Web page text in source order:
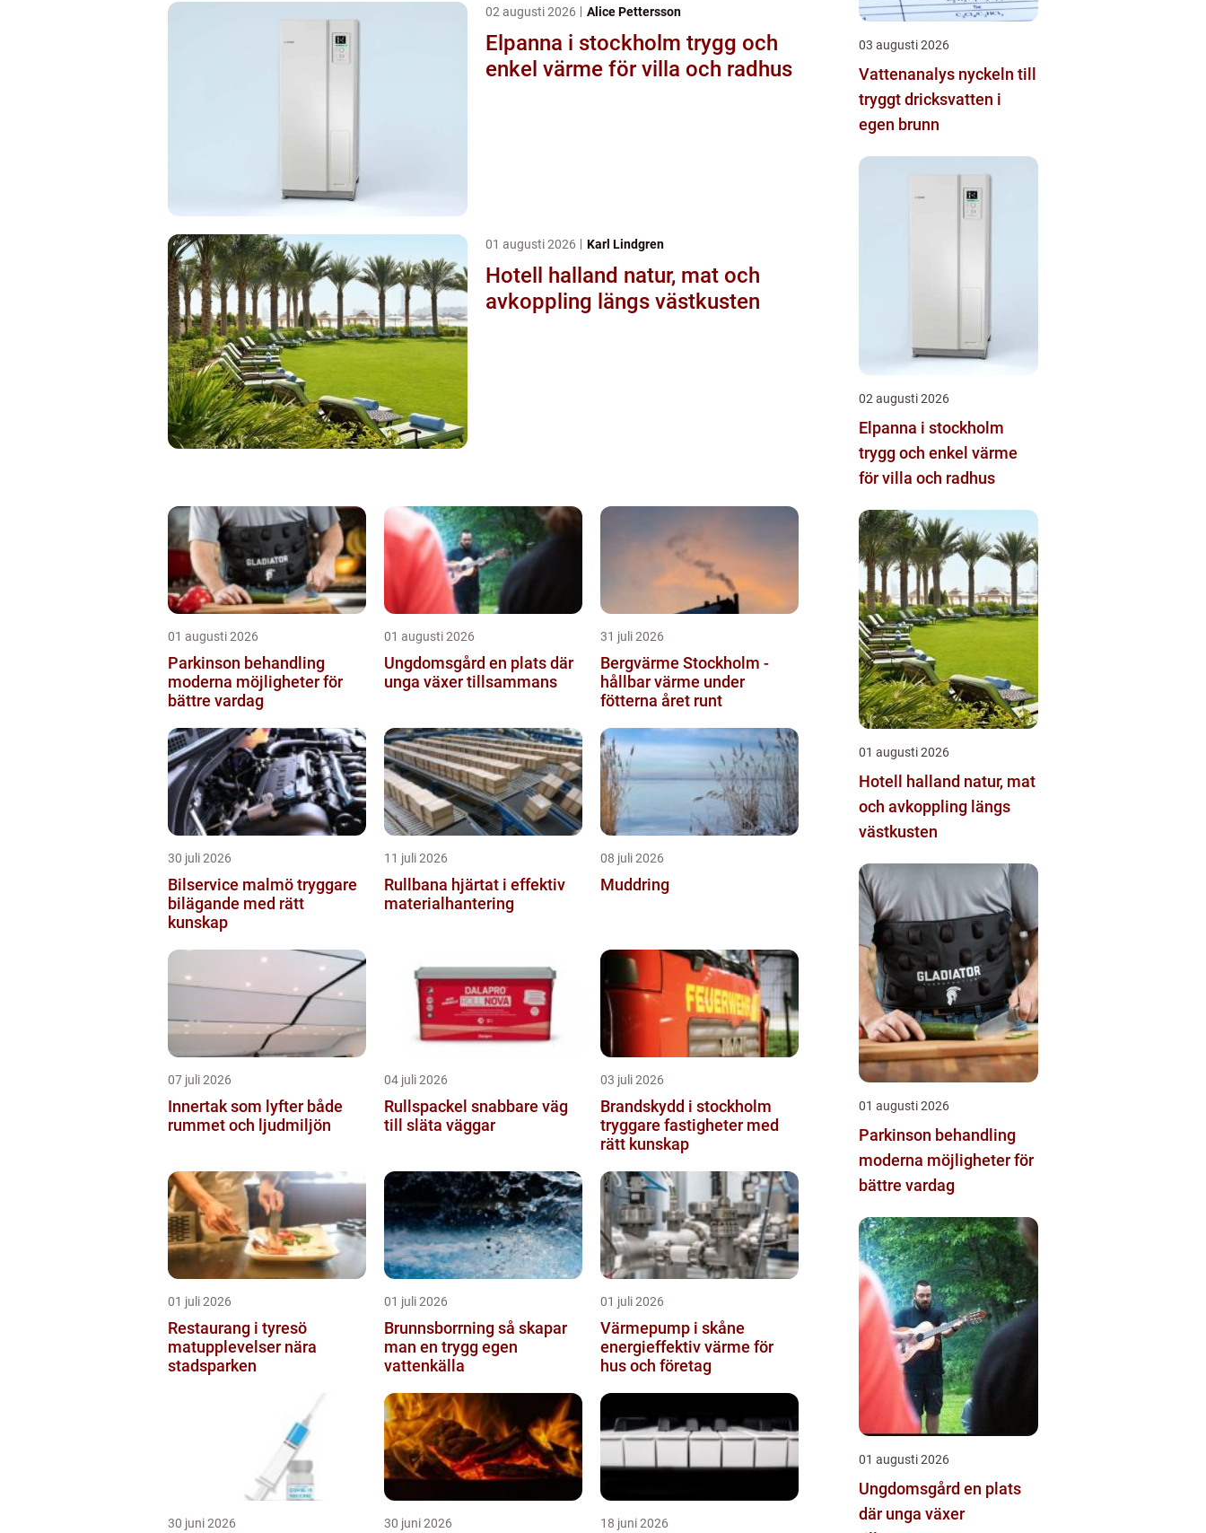
02 augusti 2026 Alice Pettersson
Elpanna i stockholm trygg och
enkel värme för villa och radhus
01 augusti 2026 Karl Lindgren
Hotell halland natur, mat och
avkoppling längs västkusten
01 augusti 2026
Parkinson behandling
moderna möjligheter för
bättre vardag
01 augusti 2026
Ungdomsgård en plats där
unga växer tillsammans
31 juli 2026
Bergvärme Stockholm -
hållbar värme under
fötterna året runt
30 juli 2026
Bilservice malmö tryggare
bilägande med rätt
kunskap
11 juli 2026
Rullbana hjärtat i effektiv
materialhantering
08 juli 2026
Muddring
07 juli 2026
Innertak som lyfter både
rummet och ljudmiljön
04 juli 2026
Rullspackel snabbare väg
till släta väggar
03 juli 2026
Brandskydd i stockholm
tryggare fastigheter med
rätt kunskap
01 juli 2026
Restaurang i tyresö
matupplevelser nära
stadsparken
01 juli 2026
Brunnsborrning så skapar
man en trygg egen
vattenkälla
01 juli 2026
Värmepump i skåne
energieffektiv värme för
hus och företag
30 juni 2026 30 juni 2026 18 juni 2026
03 augusti 2026
Vattenanalys nyckeln till
tryggt dricksvatten i
egen brunn
02 augusti 2026
Elpanna i stockholm
trygg och enkel värme
för villa och radhus
01 augusti 2026
Hotell halland natur, mat
och avkoppling längs
västkusten
01 augusti 2026
Parkinson behandling
moderna möjligheter för
bättre vardag
01 augusti 2026
Ungdomsgård en plats
där unga växer